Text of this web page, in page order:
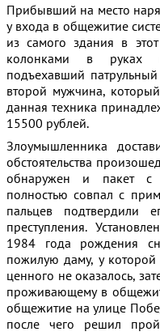
Прибывший на место
у входа в общежитие
из самого здания в
колонками в руках
подъехавший
второй мужчина,
данная техника
15500 рублей.
Злоумышленника
обстоятельства
обнаружен и пакет с
полностью совпал с
пальцев подтвердили
преступления.
1984 года рождения
пожилую даму, у
ценного не оказалось,
проживающему в
общежитие на улице
после чего решил